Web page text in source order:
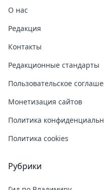
О нас
Редакция
Контакты
Редакционные стандарты
Пользовательское
Монетизация сайтов
Политика
Политика cookies
Рубрики